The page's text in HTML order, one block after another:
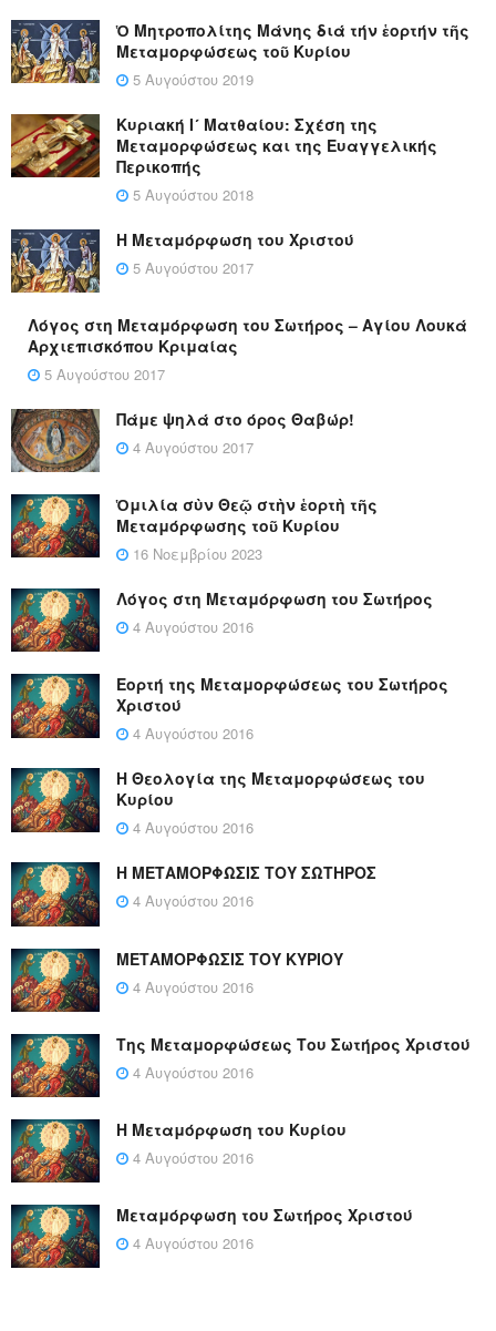
Ὁ Μητροπολίτης Μάνης διά τήν ἑορτήν τῆς
Μεταμορφώσεως τοῦ Κυρίου
5 Αυγούστου 2019
Κυριακή Ι´ Ματθαίου: Σχέση της
Μεταμορφώσεως και της Ευαγγελικής
Περικοπής
5 Αυγούστου 2018
Η Μεταμόρφωση του Χριστού
5 Αυγούστου 2017
Λόγος στη Μεταμόρφωση του Σωτήρος – Αγίου Λουκά
Αρχιεπισκόπου Κριμαίας
5 Αυγούστου 2017
Πάμε ψηλά στο όρος Θαβώρ!
4 Αυγούστου 2017
Ὁμιλία σὺν Θεῷ στὴν ἑορτὴ τῆς
Μεταμόρφωσης τοῦ Κυρίου
16 Νοεμβρίου 2023
Λόγος στη Μεταμόρφωση του Σωτήρος
4 Αυγούστου 2016
Εορτή της Μεταμορφώσεως του Σωτήρος
Χριστού
4 Αυγούστου 2016
Η Θεολογία της Μεταμορφώσεως του
Κυρίου
4 Αυγούστου 2016
Η ΜΕΤΑΜΟΡΦΩΣΙΣ ΤΟΥ ΣΩΤΗΡΟΣ
4 Αυγούστου 2016
ΜΕΤΑΜΟΡΦΩΣΙΣ ΤΟΥ ΚΥΡΙΟΥ
4 Αυγούστου 2016
Της Μεταμορφώσεως Του Σωτήρος Χριστού
4 Αυγούστου 2016
Η Μεταμόρφωση του Κυρίου
4 Αυγούστου 2016
Μεταμόρφωση του Σωτήρος Χριστού
4 Αυγούστου 2016